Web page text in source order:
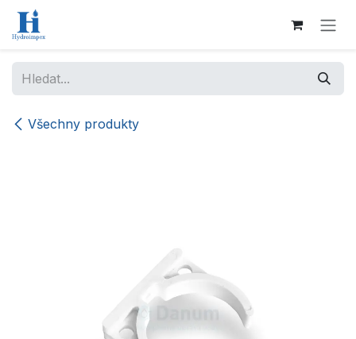
Přejít na obsah
Všechny produkty